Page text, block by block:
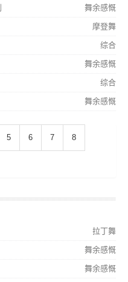
舞余感慨
摩登舞
综合
舞余感慨
综合
舞余感慨
5 6 7 8
拉丁舞
舞余感慨
舞余感慨